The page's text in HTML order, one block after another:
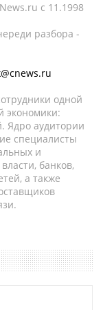
c 11.1998
разбора -
одной
экономики:
Ядро аудитории
специалисты
и
банков,
а также